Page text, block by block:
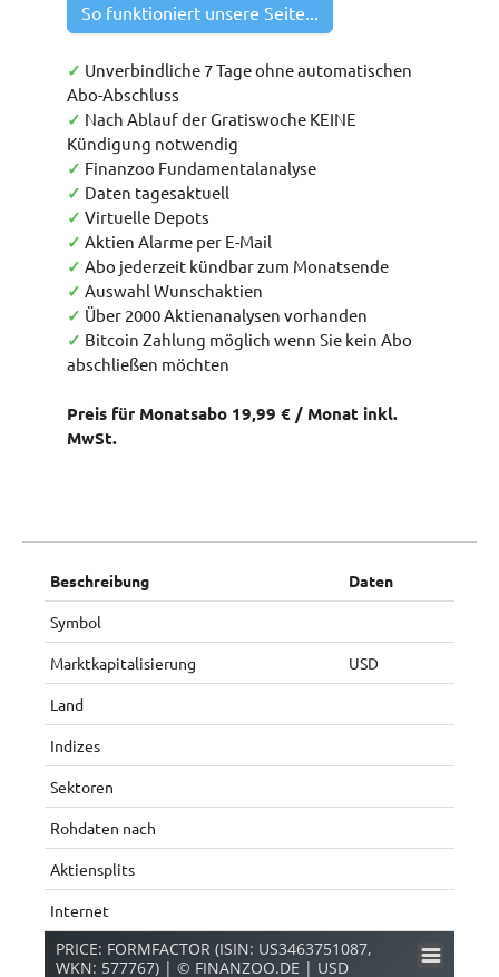
So funktioniert unsere Seite...
✓ Unverbindliche 7 Tage ohne automatischen
Abo-Abschluss
✓ Nach Ablauf der Gratiswoche KEINE
Kündigung notwendig
✓ Finanzoo Fundamentalanalyse
✓ Daten tagesaktuell
✓ Virtuelle Depots
✓ Aktien Alarme per E-Mail
✓ Abo jederzeit kündbar zum Monatsende
✓ Auswahl Wunschaktien
✓ Über 2000 Aktienanalysen vorhanden
✓ Bitcoin Zahlung möglich wenn Sie kein Abo
abschließen möchten
Preis für Monatsabo 19,99 € / Monat inkl.
MwSt.
Beschreibung Daten
Symbol
Marktkapitalisierung USD
Land
Indizes
Sektoren
Rohdaten nach
Aktiensplits
Internet
PRICE: FORMFACTOR (ISIN: US3463751087,
WKN: 577767) | © FINANZOO.DE | USD